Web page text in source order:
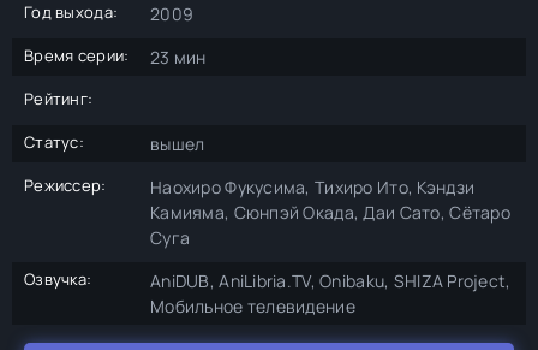
Год выхода: 2009
Время серии: 23 мин
Рейтинг:
Статус:
вышел
Режиссер:
Наохиро Фукусима, Тихиро Ито, Кэндзи
Камияма, Сюнпэй Окада, Даи Сато, Сётаро
Суга
Озвучка:
AniDUB, AniLibria.TV, Onibaku, SHIZA Project,
Мобильное телевидение